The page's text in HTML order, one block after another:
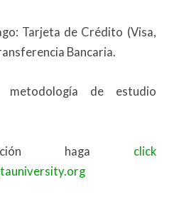
Tarjeta de Crédito (Visa,
Bancaria.
de estudio
haga click